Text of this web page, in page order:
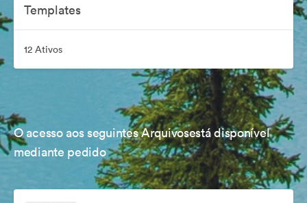
Templates
12 Ativos
O acesso aos seguintes Arquivosestá disponível
mediante pedido